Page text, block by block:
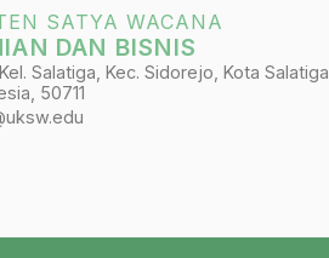
SATYA WACANA
DAN BISNIS
Salatiga, Kec. Sidorejo, Kota Salatiga,
50711